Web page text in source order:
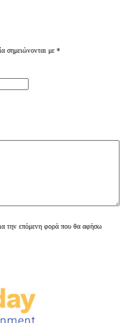
σημειώνονται με *
την επόμενη φορά που θα αφήσω